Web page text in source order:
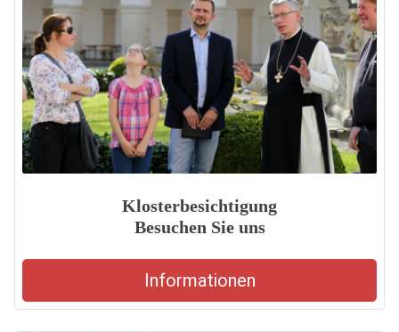
Klosterbesichtigung
Besuchen Sie uns
Informationen